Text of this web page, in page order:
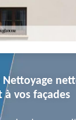
Nettoyage
vos façades